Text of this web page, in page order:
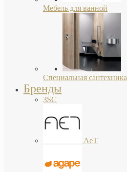
Мебель для ванной
Специальная сантехника
Бренды
3SC
AeT